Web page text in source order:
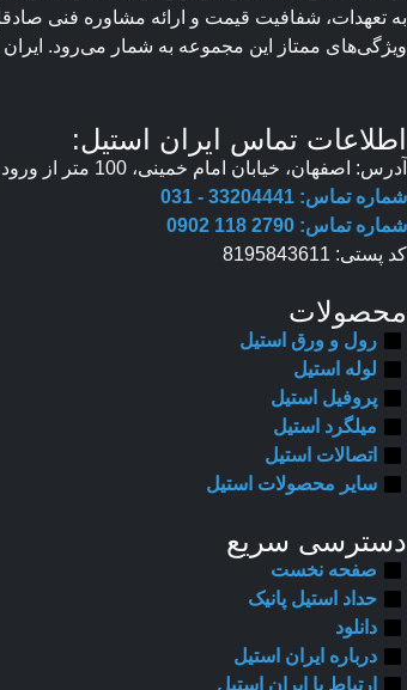
به تعهدات، شفافیت قیمت و ارائه مشاوره فنی
ویژگی‌های ممتاز این مجموعه به شمار می‌رود.
اطلاعات تماس ایران استیل:
آدرس: اصفهان، خیابان امام خمینی، 100 متر از ورودی عاشق‌آباد
شماره تماس: 33204441 - 031
شماره تماس: 2790 118 0902
کد پستی: 8195843611
محصولات
رول و ورق استیل
لوله استیل
پروفیل استیل
میلگرد استیل
اتصالات استیل
سایر محصولات استیل
دسترسی سریع
صفحه نخست
حداد استیل پانیک
دانلود
درباره ایران استیل
ارتباط با ایران استیل